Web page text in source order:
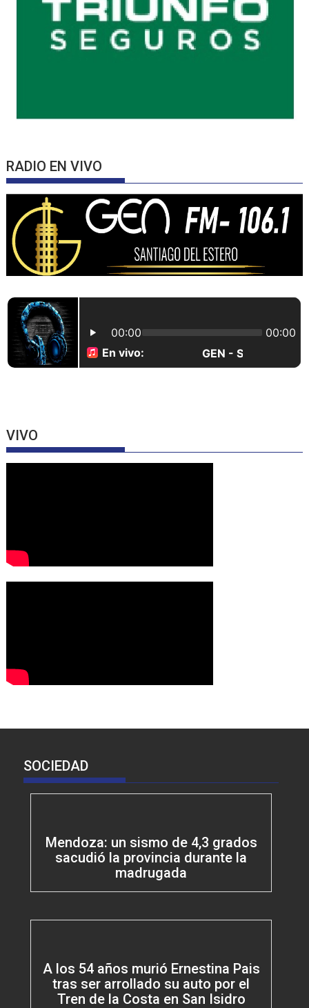
RADIO EN VIVO
VIVO
SOCIEDAD
Mendoza: un sismo de 4,3 grados
sacudió la provincia durante la
madrugada
A los 54 años murió Ernestina Pais
tras ser arrollado su auto por el
Tren de la Costa en San Isidro